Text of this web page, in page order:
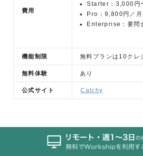
費用
Starter：3,000円
Pro：9,800円／月
Enterprise：要問
機能制限 無料プランは10クレ
無料体験 あり
公式サイト Catchy
成ツールでクリエイティブ業務をサ